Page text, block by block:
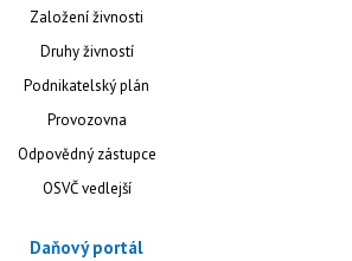
Založení živnosti
Druhy živností
Podnikatelský plán
Provozovna
Odpovědný zástupce
OSVČ vedlejší
Daňový portál